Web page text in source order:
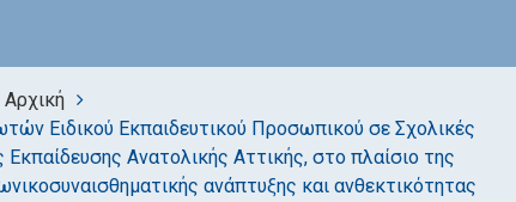
Αρχική
Ειδικού Εκπαιδευτικού Προσωπικού σε Σχολικές
Ανατολικής Αττικής, στο πλαίσιο της
ανάπτυξης και ανθεκτικότητας